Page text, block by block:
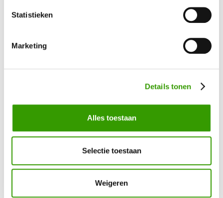
Statistieken
Marketing
Details tonen
Alles toestaan
Selectie toestaan
Weigeren
Bel mij terug
Naam*
Telefoonnummer*